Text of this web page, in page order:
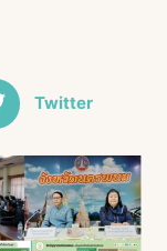
Twitter